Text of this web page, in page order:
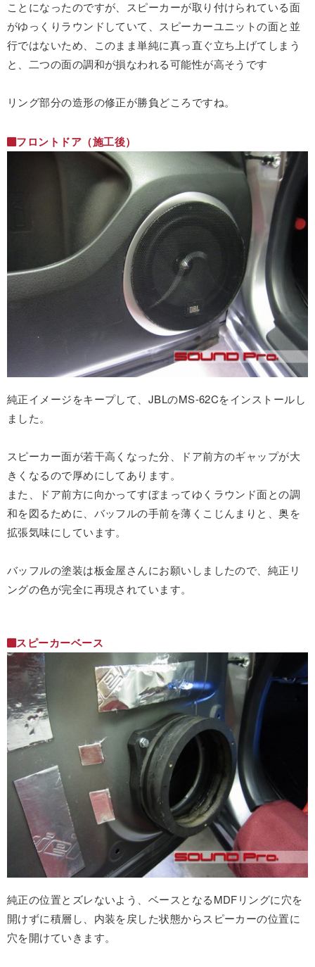
ことになったのですが、スピーカーが取り付けられている面
がゆっくりラウンドしていて、スピーカーユニットの面と並
行ではないため、このまま単純に真っ直ぐ立ち上げてしまう
と、二つの面の調和が損なわれる可能性が高そうです
リング部分の造形の修正が勝負どころですね。
フロントドア（施工後）
純正イメージをキープして、JBLのMS-62Cをインストールし
ました。
スピーカー面が若干高くなった分、ドア前方のギャップが大
きくなるので厚めにしてあります。
また、ドア前方に向かってすぼまってゆくラウンド面との調
和を図るために、バッフルの手前を薄くこじんまりと、奥を
拡張気味にしています。
バッフルの塗装は板金屋さんにお願いしましたので、純正リ
ングの色が完全に再現されています。
スピーカーベース
純正の位置とズレないよう、ベースとなるMDFリングに穴を
開けずに積層し、内装を戻した状態からスピーカーの位置に
穴を開けていきます。